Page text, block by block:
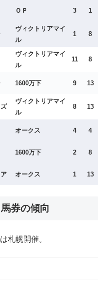
ＯＰ 3 1
ヴィクトリアマイ
ル
1 8
ヴィクトリアマイ
ル
11 8
1600万下 9 13
ヴィクトリアマイ
ル
8 13
オークス 4 4
1600万下 2 8
オークス 1 13
券の傾向
札幌開催。